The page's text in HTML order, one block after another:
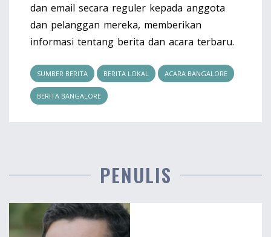
dan email secara reguler kepada anggota
dan pelanggan mereka, memberikan
informasi tentang berita dan acara terbaru.
SUMBER BERITA BERITA LOKAL ACARA BANGALORE
BERITA BANGALORE
PENULIS